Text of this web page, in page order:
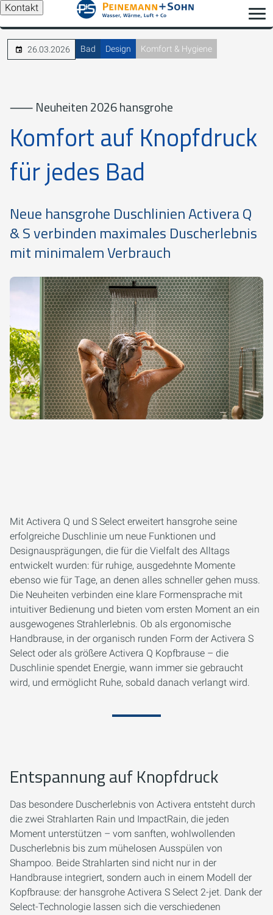
Kontakt
26.03.2026 Bad Design Komfort & Hygiene
⸺ Neuheiten 2026 hansgrohe
Komfort auf Knopfdruck
für jedes Bad
Neue hansgrohe Duschlinien Activera Q
& S verbinden maximales Duscherlebnis
mit minimalem Verbrauch
Mit Activera Q und S Select erweitert hansgrohe seine
erfolgreiche Duschlinie um neue Funktionen und
Designausprägungen, die für die Vielfalt des Alltags
entwickelt wurden: für ruhige, ausgedehnte Momente
ebenso wie für Tage, an denen alles schneller gehen muss.
Die Neuheiten verbinden eine klare Formensprache mit
intuitiver Bedienung und bieten vom ersten Moment an ein
ausgewogenes Strahlerlebnis. Ob als ergonomische
Handbrause, in der organisch runden Form der Activera S
Select oder als größere Activera Q Kopfbrause – die
Duschlinie spendet Energie, wann immer sie gebraucht
wird, und ermöglicht Ruhe, sobald danach verlangt wird.
Entspannung auf Knopfdruck
Das besondere Duscherlebnis von Activera entsteht durch
die zwei Strahlarten Rain und ImpactRain, die jeden
Moment unterstützen – vom sanften, wohlwollenden
Duscherlebnis bis zum mühelosen Ausspülen von
Shampoo. Beide Strahlarten sind nicht nur in der
Handbrause integriert, sondern auch in einem Modell der
Kopfbrause: der hansgrohe Activera S Select 2-jet. Dank der
Select-Technologie lassen sich die verschiedenen